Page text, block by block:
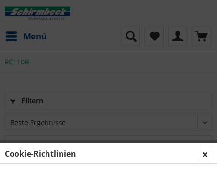
Menü
PC110R
Filtern
Cookie-Richtlinien